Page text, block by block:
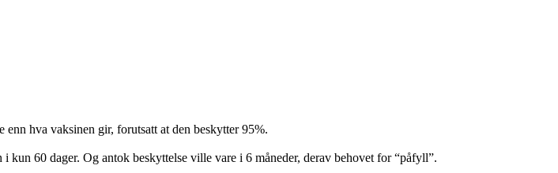
hva vaksinen gir, forutsatt at den beskytter 95%.
kun 60 dager. Og antok beskyttelse ville vare i 6 måneder, derav behovet for “påfyll”.